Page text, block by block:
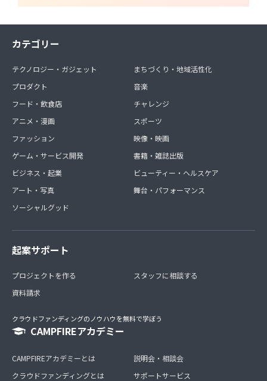
カテゴリー
テクノロジー・ガジェット
プロダクト
フード・飲食店
アニメ・漫画
ファッション
ゲーム・サービス開発
ビジネス・起業
アート・写真
ソーシャルグッド
まちづくり・地域活性化
音楽
チャレンジ
スポーツ
映像・映画
書籍・雑誌出版
ビューティー・ヘルスケア
舞台・パフォーマンス
起案サポート
プロジェクトを作る
資料請求
スタッフに相談する
クラウドファンディングのノウハウを無料で学ぼう
CAMPFIREアカデミー
CAMPFIREアカデミーとは
クラウドファンディングとは
説明会・相談会
サポートサービス